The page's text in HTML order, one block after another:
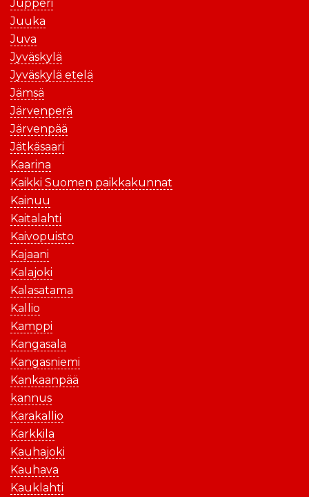
Jupperi
Juuka
Juva
Jyväskylä
Jyväskylä etelä
Jämsä
Järvenperä
Järvenpää
Jätkäsaari
Kaarina
Kaikki Suomen paikkakunnat
Kainuu
Kaitalahti
Kaivopuisto
Kajaani
Kalajoki
Kalasatama
Kallio
Kamppi
Kangasala
Kangasniemi
Kankaanpää
kannus
Karakallio
Karkkila
Kauhajoki
Kauhava
Kauklahti